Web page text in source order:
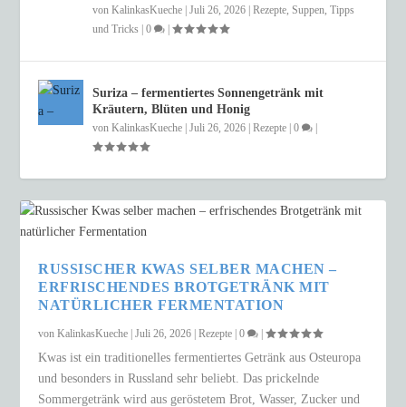
vonKalinkasKueche |Juli 26, 2026 |Rezepte,Suppen,Tipps
und Tricks
|0 |
Suriza – fermentiertes Sonnengetränk mit
Kräutern, Blüten und Honig
vonKalinkasKueche |Juli 26, 2026 |Rezepte |0
RUSSISCHER KWAS SELBER MACHEN –
ERFRISCHENDES BROTGETRÄNK MIT
NATÜRLICHER FERMENTATION
vonKalinkasKueche |Juli 26, 2026 |Rezepte |0 |
Kwas ist ein traditionelles fermentiertes Getränk aus Osteuropa
und besonders in Russland sehr beliebt. Das prickelnde
Sommergetränk wird aus geröstetem Brot, Wasser, Zucker und